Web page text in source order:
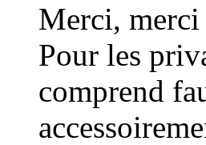
Merci,
Pour les
comprend